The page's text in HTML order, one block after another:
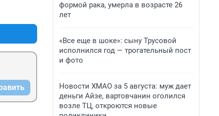
в
как
формой рака, умерла в возрасте 26
лет
«Все еще в шоке»: сыну Трусовой
исполнился год — трогательный пост
и фото
Новости ХМАО за 5 августа: муж дает
деньги Айзе, вартовчанин оголился
возле ТЦ, откроются новые